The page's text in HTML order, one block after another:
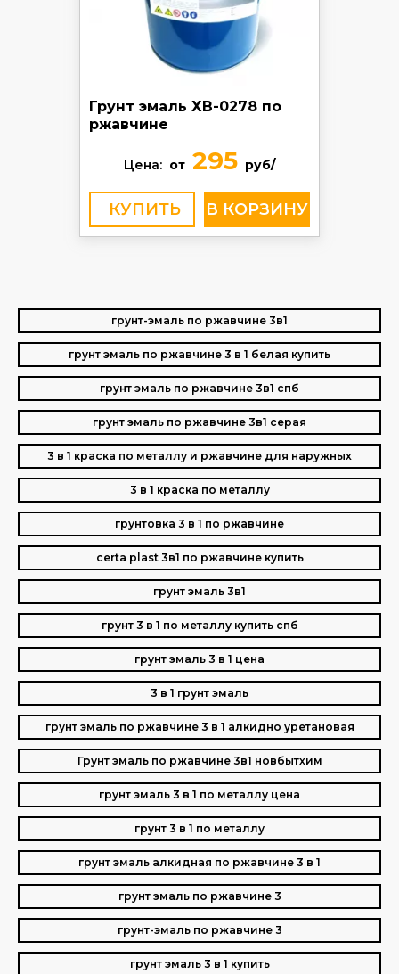
Грунт эмаль ХВ-0278 по
ржавчине
Цена: от 295 руб/
КУПИТЬ
грунт-эмаль по ржавчине 3в1
грунт эмаль по ржавчине 3 в 1 белая купить
грунт эмаль по ржавчине 3в1 спб
грунт эмаль по ржавчине 3в1 серая
3 в 1 краска по металлу и ржавчине для наружных
3 в 1 краска по металлу
грунтовка 3 в 1 по ржавчине
certa plast 3в1 по ржавчине купить
грунт эмаль 3в1
грунт 3 в 1 по металлу купить спб
грунт эмаль 3 в 1 цена
3 в 1 грунт эмаль
грунт эмаль по ржавчине 3 в 1 алкидно уретановая
Грунт эмаль по ржавчине 3в1 новбытхим
грунт эмаль 3 в 1 по металлу цена
грунт 3 в 1 по металлу
грунт эмаль алкидная по ржавчине 3 в 1
грунт эмаль по ржавчине 3
грунт-эмаль по ржавчине 3
грунт эмаль 3 в 1 купить